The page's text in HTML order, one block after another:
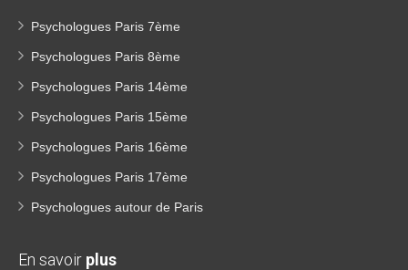
Psychologues Paris 7ème
Psychologues Paris 8ème
Psychologues Paris 14ème
Psychologues Paris 15ème
Psychologues Paris 16ème
Psychologues Paris 17ème
Psychologues autour de Paris
En savoir plus